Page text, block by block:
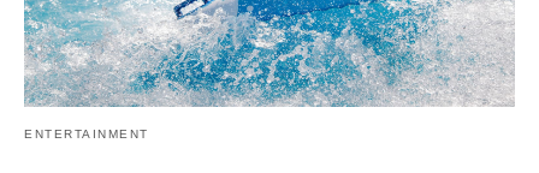
ENTERTAINMENT